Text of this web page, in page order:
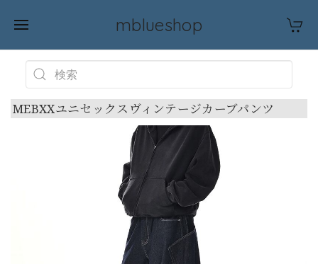
mblueshop
MEBXXユニセックスヴィンテージカーブパンツ